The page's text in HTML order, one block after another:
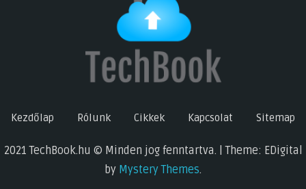
Kezdőlap Rólunk Cikkek Kapcsolat Sitemap
2021 TechBook.hu © Minden jog fenntartva. | Theme: EDigital
by Mystery Themes.